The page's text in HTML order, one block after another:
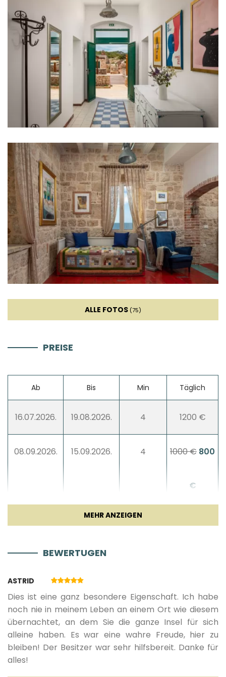
Geschirrspüler
Kaffeemaschine
Geschirr
Hochstuhl
Wohnzimmer
Sofa
Unterhaltung
ALLE FOTOS (75)
PREISE
Ab Bis Min Täglich
16.07.2026. 19.08.2026. 4 1200 €
08.09.2026. 15.09.2026. 4 1000 € 800
€
30.09.2026. 3
01.11.2026. 31.12.2026. 3 500 €
01.01.2027.
BEWERTUGEN
ASTRID
Dies ist eine ganz besondere Eigenschaft. Ich habe
noch nie in meinem Leben an einem Ort wie diesem
übernachtet, an dem Sie die ganze Insel für sich
alleine haben. Es war eine wahre Freude, hier zu
bleiben! Der Besitzer war sehr hilfsbereit. Danke für
alles!